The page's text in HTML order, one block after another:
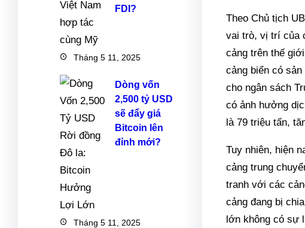
FDI?
Tháng 5 11, 2025
Dòng vốn
2,500 tỷ USD
sẽ đẩy giá
Bitcoin lên
đỉnh mới?
Tháng 5 11, 2025
Theo Chủ tịch
vai trò, vị trí của
cảng trên thế
cảng biển có
cho ngân sách
có ảnh hưởng
là 79 triệu tấn,
Tuy nhiên, hiện
cảng trung
tranh với các
cảng đang bị
lớn không có sự